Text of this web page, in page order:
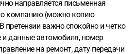
направляется письменная
компанию (можно копию
претензии важно спокойно и четко
данные автомобиля, номер
на ремонт, дату передачи